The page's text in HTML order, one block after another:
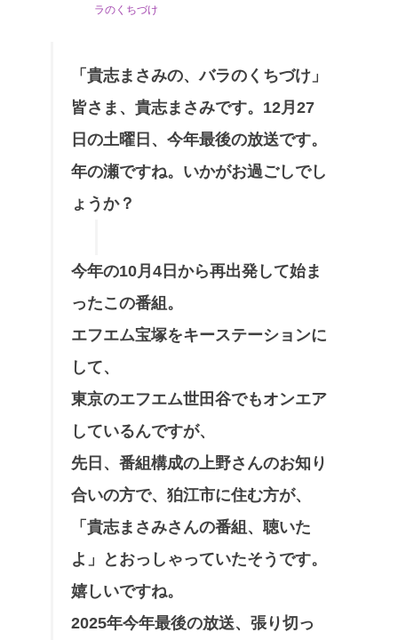
ラのくちづけ
「貴志まさみの、バラのくちづけ」
皆さま、貴志まさみです。12月27
日の土曜日、今年最後の放送です。
年の瀬ですね。いかがお過ごしでし
ょうか？
今年の10月4日から再出発して始ま
ったこの番組。
エフエム宝塚をキーステーションに
して、
東京のエフエム世田谷でもオンエア
しているんですが、
先日、番組構成の上野さんのお知り
合いの方で、狛江市に住む方が、
「貴志まさみさんの番組、聴いた
よ」とおっしゃっていたそうです。
嬉しいですね。
2025年今年最後の放送、張り切っ